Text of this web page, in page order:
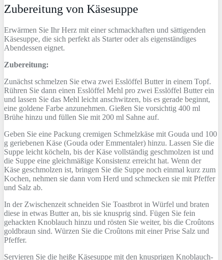
Zubereitung von Käsesuppe
Erwärmen Sie Ihr Herz mit einer schmackhaften und sättigenden
Käsesuppe, die sich perfekt als Starter oder als eigenständiges
Abendessen eignet.
Zubereitung:
Zunächst schmelzen Sie etwa zwei Esslöffel Butter in einem Topf.
Rühren Sie dann einen Esslöffel Mehl pro zwei Esslöffel Butter ein
und lassen Sie das Mehl leicht anschwitzen, bis es gerade beginnt,
eine goldene Farbe anzunehmen. Gießen Sie vorsichtig 400 ml
Brühe hinzu und füllen Sie mit 200 ml Sahne auf.
Geben Sie eine Packung cremigen Schmelzkäse mit Gouda und 100
g geriebenen Käse (Gouda oder Emmentaler) hinzu. Lassen Sie die
Suppe leicht köcheln, bis der Käse vollständig geschmolzen ist und
die Suppe eine gleichmäßige Konsistenz erreicht hat. Wenn der
Käse geschmolzen ist, bringen Sie die Suppe noch einmal kurz zum
Kochen, nehmen sie dann vom Herd und schmecken sie mit Pfeffer
und Salz ab.
In der Zwischenzeit schneiden Sie Toastbrot in Würfel und braten
diese in etwas Butter an, bis sie knusprig sind. Fügen Sie fein
gehackten Knoblauch hinzu und rösten Sie weiter, bis die Croûtons
goldbraun sind. Würzen Sie die Croûtons mit einer Prise Salz und
Pfeffer.
Servieren Sie die heiße Käsesuppe mit den knusprigen Knoblauch-